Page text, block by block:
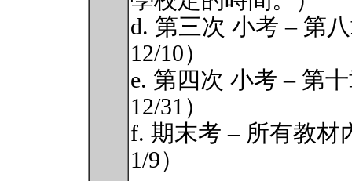
d. 第三次 小考 – 第
12/10）
e. 第四次 小考 – 第
12/31）
f. 期末考 – 所有教材
1/9）